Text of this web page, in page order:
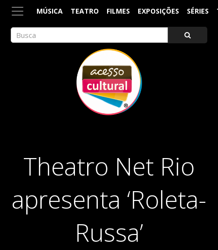
MÚSICA TEATRO FILMES EXPOSIÇÕES SÉRIES
Theatro Net Rio
apresenta ‘Roleta-
Russa’